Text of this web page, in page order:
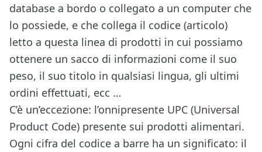
database a bordo o collegato a un computer che
lo possiede, e che collega il codice (articolo)
letto a questa linea di prodotti in cui possiamo
ottenere un sacco di informazioni come il suo
peso, il suo titolo in qualsiasi lingua, gli ultimi
ordini effettuati, ecc …
C’è un’eccezione: l’onnipresente UPC (Universal
Product Code) presente sui prodotti alimentari.
Ogni cifra del codice a barre ha un significato: il